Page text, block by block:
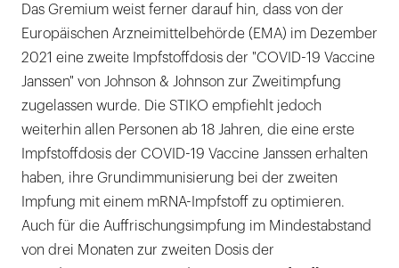
Das Gremium weist ferner darauf hin, dass von der
Europäischen Arzneimittelbehörde (EMA) im Dezember
2021 eine zweite Impfstoffdosis der "COVID-19 Vaccine
Janssen" von Johnson & Johnson zur Zweitimpfung
zugelassen wurde. Die STIKO empfiehlt jedoch
weiterhin allen Personen ab 18 Jahren, die eine erste
Impfstoffdosis der COVID-19 Vaccine Janssen erhalten
haben, ihre Grundimmunisierung bei der zweiten
Impfung mit einem mRNA-Impfstoff zu optimieren.
Auch für die Auffrischungsimpfung im Mindestabstand
von drei Monaten zur zweiten Dosis der